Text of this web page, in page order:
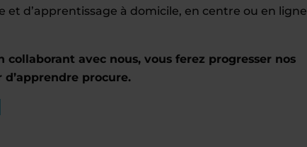
et d’apprentissage à domicile, en centre ou en
avec nous, vous ferez progresser nos
procure.